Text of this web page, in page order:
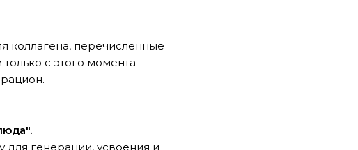
коллагена, перечисленные
с этого момента
генерации, усвоения и